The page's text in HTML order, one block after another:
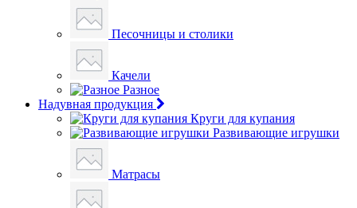
Песочницы и столики
Качели
Разное
Надувная продукция
Круги для купания
Развивающие игрушки
Матрасы